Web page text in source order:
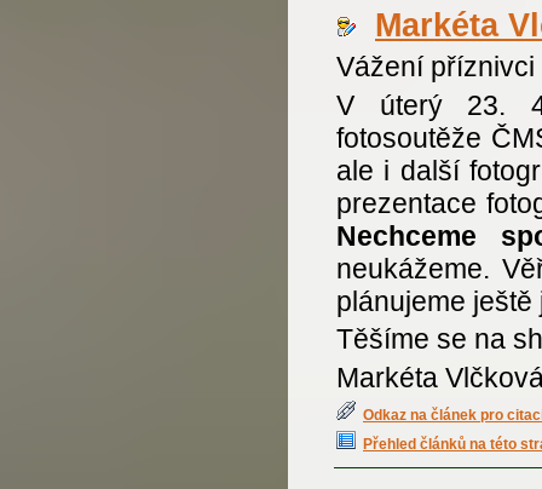
Markéta
Vážení příznivci
V úterý 23.
fotosoutěže
ale i další
prezentace
Nechceme
neukážeme.
plánujeme
Těšíme se na
Markéta
Odkaz na článek pro
Přehled článků na této